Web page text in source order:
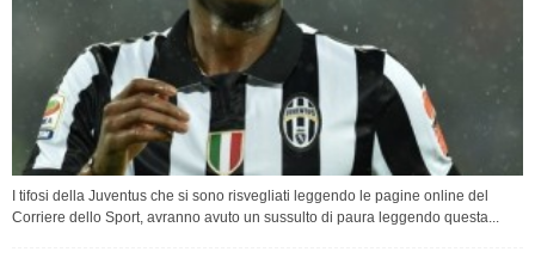
I tifosi della Juventus che si sono risvegliati leggendo le pagine online del
Corriere dello Sport, avranno avuto un sussulto di paura leggendo questa...